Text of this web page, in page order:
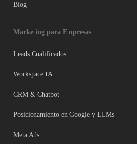
Blog
Marketing para Empresas
Leads Cualificados
Workspace IA
CRM & Chatbot
Posicionamiento en Google y LLMs
Meta Ads